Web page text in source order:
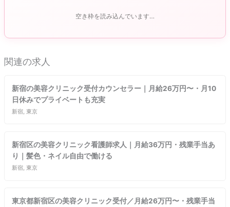
空き枠を読み込んでいます…
関連の求人
新宿の美容クリニック受付カウンセラー｜月給26万円〜・月10
日休みでプライベートも充実
新宿, 東京
新宿区の美容クリニック看護師求人｜月給36万円・残業手当あ
り｜髪色・ネイル自由で働ける
新宿, 東京
東京都新宿区の美容クリニック受付／月給26万円〜・残業手当